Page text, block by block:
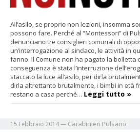
All’asilo, se proprio non lezioni, insomma
possono fare. Perché al “Montessori” di
denunciano tre consiglieri comunali di
un’interrogazione al sindaco, le attività in
fanno. Il Comune non ha pagato la bolletta
conseguenza è stata l’interruzione
staccato la luce all’asilo, per dirla
dirla altrettanto brutalmente, i bimbi in età
restano a casa perché… Leggi tutto »
15 Febbraio 2014— Carabinieri Pulsano